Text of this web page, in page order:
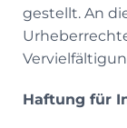
gestellt. An
Haftung für